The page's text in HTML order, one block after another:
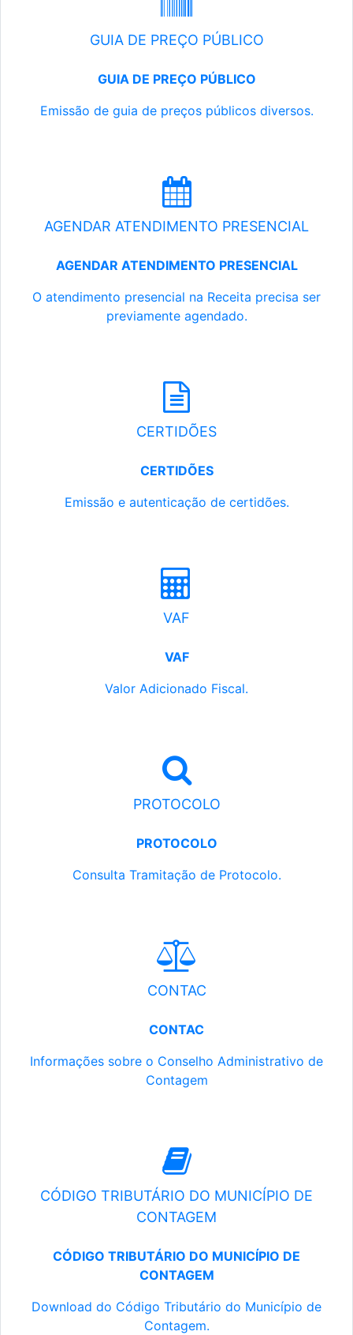
GUIA DE PREÇO PÚBLICO
GUIA DE PREÇO PÚBLICO
Emissão de guia de preços públicos diversos.
AGENDAR ATENDIMENTO PRESENCIAL
AGENDAR ATENDIMENTO PRESENCIAL
O atendimento presencial na Receita precisa ser
previamente agendado.
CERTIDÕES
CERTIDÕES
Emissão e autenticação de certidões.
VAF
VAF
Valor Adicionado Fiscal.
PROTOCOLO
PROTOCOLO
Consulta Tramitação de Protocolo.
CONTAC
CONTAC
Informações sobre o Conselho Administrativo de
Contagem
CÓDIGO TRIBUTÁRIO DO MUNICÍPIO DE
CONTAGEM
CÓDIGO TRIBUTÁRIO DO MUNICÍPIO DE
CONTAGEM
Download do Código Tributário do Município de
Contagem.